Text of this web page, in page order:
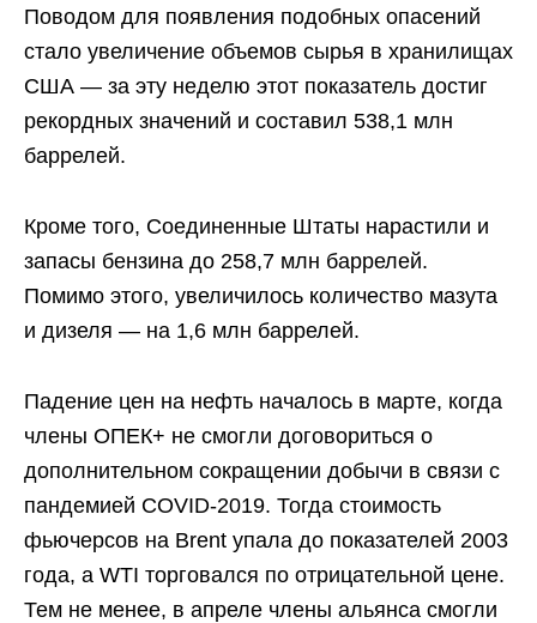
Поводом для появления подобных опасений
стало увеличение объемов сырья в хранилищах
США — за эту неделю этот показатель достиг
рекордных значений и составил 538,1 млн
баррелей.
Кроме того, Соединенные Штаты нарастили и
запасы бензина до 258,7 млн баррелей.
Помимо этого, увеличилось количество мазута
и дизеля — на 1,6 млн баррелей.
Падение цен на нефть началось в марте, когда
члены ОПЕК+ не смогли договориться о
дополнительном сокращении добычи в связи с
пандемией COVID-2019. Тогда стоимость
фьючерсов на Brent упала до показателей 2003
года, а WTI торговался по отрицательной цене.
Тем не менее, в апреле члены альянса смогли